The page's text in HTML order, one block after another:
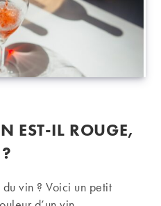
EST-IL ROUGE,
vin ? Voici un petit